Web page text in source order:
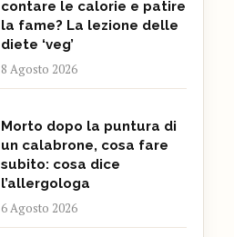
contare le calorie e patire
la fame? La lezione delle
diete ‘veg’
8 Agosto 2026
Morto dopo la puntura di
un calabrone, cosa fare
subito: cosa dice
l’allergologa
6 Agosto 2026